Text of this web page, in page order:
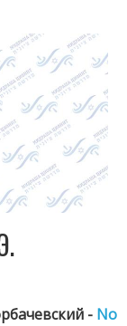
- No